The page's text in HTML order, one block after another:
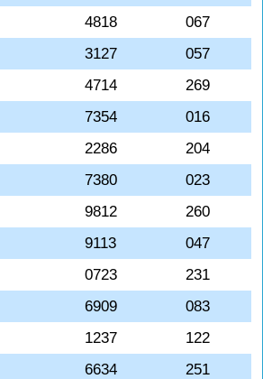
4818
067
3127
057
4714
269
7354
016
2286
204
7380
023
9812
260
9113
047
0723
231
6909
083
1237
122
6634
251